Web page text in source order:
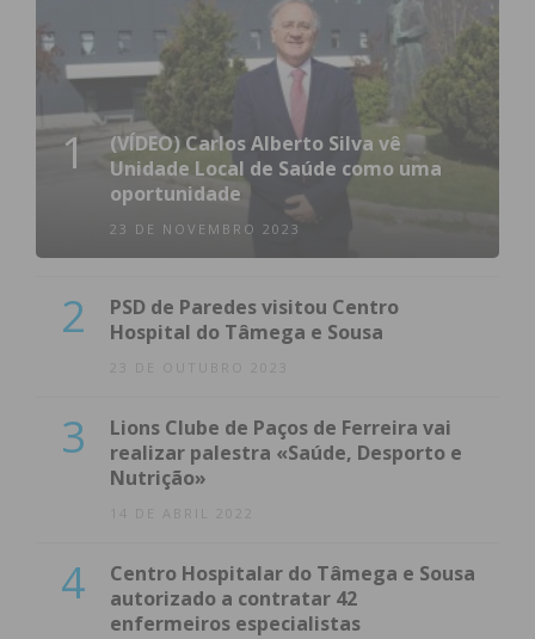
1
(VÍDEO) Carlos Alberto Silva vê
Unidade Local de Saúde como uma
oportunidade
23 DE NOVEMBRO 2023
2
PSD de Paredes visitou Centro
Hospital do Tâmega e Sousa
23 DE OUTUBRO 2023
3
Lions Clube de Paços de Ferreira vai
realizar palestra «Saúde, Desporto e
Nutrição»
14 DE ABRIL 2022
4
Centro Hospitalar do Tâmega e Sousa
autorizado a contratar 42
enfermeiros especialistas